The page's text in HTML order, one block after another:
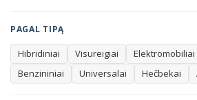
Renkantis automobilį verta atkreipti
eksploatuotas ir ko galima tikėtis iš
Kuro tipas – benzinas, dyzelinas,
PAGAL TIPĄ
Hibridiniai Visureigiai Elektromobiliai
Benzininiai
Universalai Hečbekai